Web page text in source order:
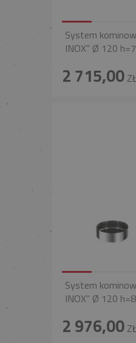
System
INOX" Ø 120
2 715,00
System
INOX" Ø 120
2 976,00